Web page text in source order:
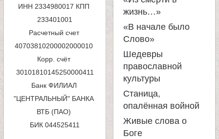
ИНН 2334980017 КПП
233401001
Расчетный счет
40703810200002000010
Корр. счёт
Банк ФИЛИАЛ
"ЦЕНТРАЛЬНЫЙ" БАНКА
ВТБ (ПАО)
БИК 044525411
п
о
и
с
к
а
жизнь…»
«В начале было
Слово»
Шедевры
православной
культуры
Станица,
опалённая войной
Живые слова о
Боге